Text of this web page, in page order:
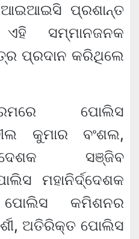
ଆଇଆଇସି ପ୍ରଶାନ୍ତ
ସମ୍ମାନଜନକ
ପ୍ରଦାନ କରିଥିଲେ
ପୋଲିସ
କୁମାର ବଂଶଲ,
ସଞ୍ଜିବ
ମହାନିର୍ଦ୍ଦେଶକ
ପୋଲିସ କମିଶନର
ଅତିରିକ୍ତ ପୋଲିସ